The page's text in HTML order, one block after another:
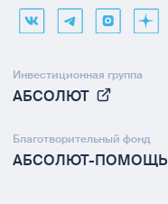
Инвестиционная группа
АБСОЛЮТ
Благотворительный фонд
АБСОЛЮТ-ПОМОЩЬ